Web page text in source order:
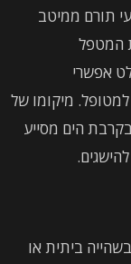
תורם ממיטב
המטפל
אפשרי
מיקומו של
הים מסייע
ביתית או